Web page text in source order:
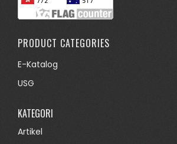
PRODUCT CATEGORIES
E-Katalog
USG
KATEGORI
Artikel